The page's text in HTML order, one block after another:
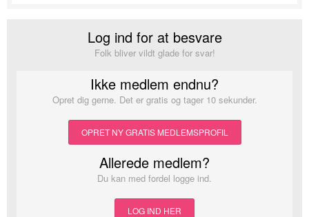
Log ind for at besvare
Folk bliver vildt glade for svar!
Ikke medlem endnu?
Opret dig gerne. Det er gratis og tager 10 sekunder.
OPRET NY GRATIS MEDLEMSPROFIL
Allerede medlem?
Du kan med fordel logge ind.
LOG IND HER